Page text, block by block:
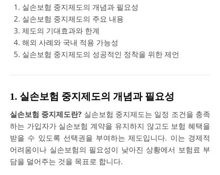
실손보험 중지제도의 개념과 필요성
실손보험 중지제도의 주요 내용
제도의 기대효과와 한계
해외 사례와 국내 적용 가능성
실손보험 중지제도의 성공적인 정착을 위한 제언
1. 실손보험 중지제도의 개념과 필요성
실손보험 중지제도란? 실손보험 중지제도는 일정 조건을 충족
하는 가입자가 실손보험 계약을 유지하지 않고도 보험 혜택을
받을 수 있도록 선택권을 부여하는 제도입니다. 이는 경제적
어려움이나 실손보험의 필요성이 낮아진 상황에서 보험료 부
담을 덜어주는 것을 목표로 합니다.